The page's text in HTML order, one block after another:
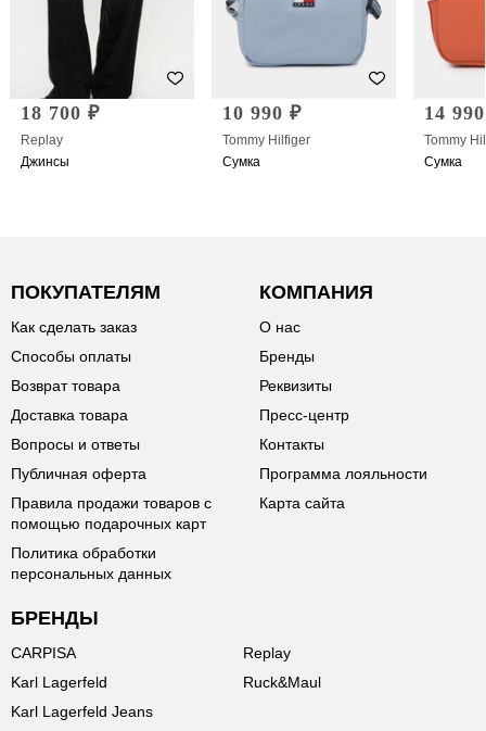
18 700 ₽
Replay
Джинсы
10 990 ₽
Tommy Hilfiger
Сумка
14
Tommy
Сумка
ПОКУПАТЕЛЯМ
Как сделать заказ
Способы оплаты
Возврат товара
Доставка товара
Вопросы и ответы
Публичная оферта
Правила продажи товаров с
помощью подарочных карт
Политика обработки
персональных данных
КОМПАНИЯ
О нас
Бренды
Реквизиты
Пресс-центр
Контакты
Программа лояльности
Карта сайта
БРЕНДЫ
CARPISA
Karl Lagerfeld
Karl Lagerfeld Jeans
Replay
Ruck&Maul